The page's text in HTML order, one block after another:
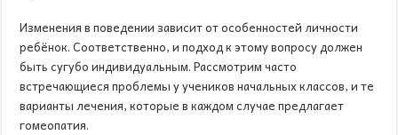
Изменения в поведении зависит от особенностей личности
ребёнок. Соответственно, и подход к этому вопросу должен
быть сугубо индивидуальным. Рассмотрим часто
встречающиеся проблемы у учеников начальных классов, и те
варианты лечения, которые в каждом случае предлагает
гомеопатия.